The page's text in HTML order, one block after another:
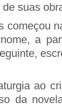
suas
começou
a
ao
da